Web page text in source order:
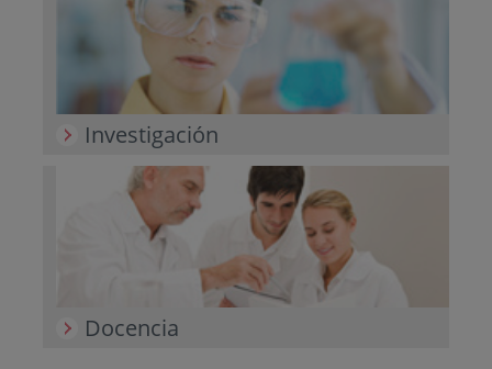
Investigación
Docencia